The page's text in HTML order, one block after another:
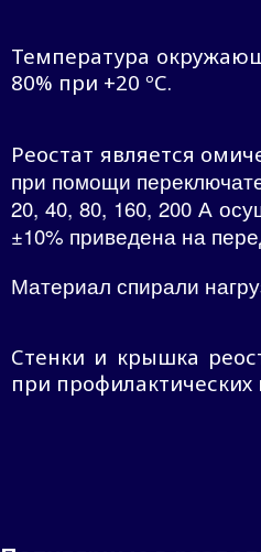
Температура
80% при +20 ºС.
Реостат является
при помощи
20, 40, 80, 160, 200 А
±10% приведена на
Материал спирали
Стенки и крышка
при